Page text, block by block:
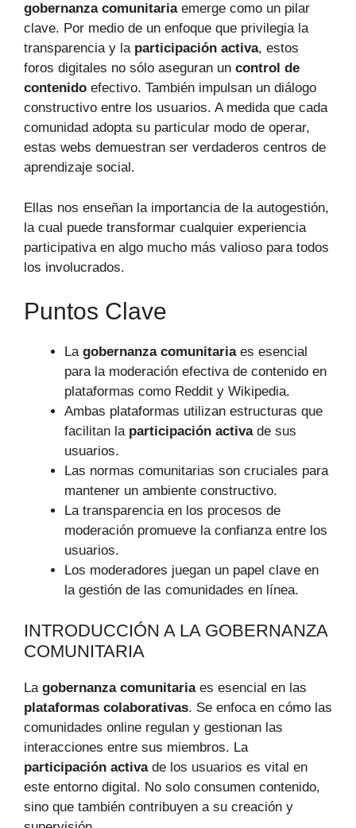
gobernanza comunitariaemerge como un pilar
clave. Por medio de un enfoque que privilegia la
transparencia y la participación activa, estos
foros digitales no sólo aseguran un control de
contenido efectivo. También impulsan un diálogo
constructivo entre los usuarios. A medida que cada
comunidad adopta su particular modo de operar,
estas webs demuestran ser verdaderos centros de
aprendizaje social.
Ellas nos enseñan la importancia de la autogestión,
la cual puede transformar cualquier experiencia
participativa en algo mucho más valioso para todos
los involucrados.
Puntos Clave
La gobernanza comunitariaes esencial
para la moderación efectiva de contenido en
plataformas como Reddit y Wikipedia.
Ambas plataformas utilizan estructuras que
facilitan la participación activade sus
usuarios.
Las normas comunitarias son cruciales para
mantener un ambiente constructivo.
La transparencia en los procesos de
moderación promueve la confianza entre los
usuarios.
Los moderadores juegan un papel clave en
la gestión de las comunidades en línea.
INTRODUCCIÓN A LA GOBERNANZA
COMUNITARIA
La gobernanza comunitariaes esencial en las
plataformas colaborativas. Se enfoca en cómo las
comunidades online regulan y gestionan las
interacciones entre sus miembros. La
participación activade los usuarios es vital en
este entorno digital. No solo consumen contenido,
sino que también contribuyen a su creación y